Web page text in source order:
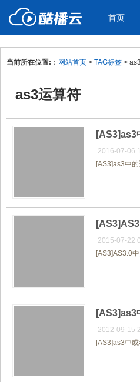
首页
产品与新功能
教学课程全终端视频加密
防下载/防盗录/防录屏/防篡改
应用场景
内容
当前所在位置: ： 网站首页 > TAG标签 >
as3运算符
[AS3]as3
2016-07-06
[AS3]as3中
2015-07-22
[AS3]AS3.0
[AS3]as3
2012-09-15
[AS3]as3中